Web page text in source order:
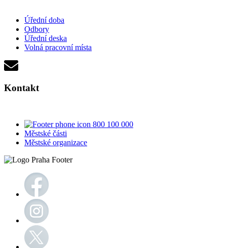
Úřední doba
Odbory
Úřední deska
Volná pracovní místa
Kontakt
800 100 000
Městské části
Městské organizace